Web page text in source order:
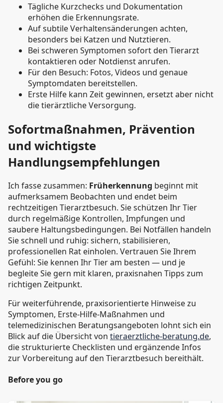
Tägliche Kurzchecks und Dokumentation
erhöhen die Erkennungsrate.
Auf subtile Verhaltensänderungen achten,
besonders bei Katzen und Nutztieren.
Bei schweren Symptomen sofort den Tierarzt
kontaktieren oder Notdienst anrufen.
Für den Besuch: Fotos, Videos und genaue
Symptomdaten bereitstellen.
Erste Hilfe kann Zeit gewinnen, ersetzt aber nicht
die tierärztliche Versorgung.
Sofortmaßnahmen, Prävention
und wichtigste
Handlungsempfehlungen
Ich fasse zusammen: Früherkennung beginnt mit
aufmerksamem Beobachten und endet beim
rechtzeitigen Tierarztbesuch. Sie schützen Ihr Tier
durch regelmäßige Kontrollen, Impfungen und
saubere Haltungsbedingungen. Bei Notfällen handeln
Sie schnell und ruhig: sichern, stabilisieren,
professionellen Rat einholen. Vertrauen Sie Ihrem
Gefühl: Sie kennen Ihr Tier am besten — und je
begleite Sie gern mit klaren, praxisnahen Tipps zum
richtigen Zeitpunkt.
Für weiterführende, praxisorientierte Hinweise zu
Symptomen, Erste-Hilfe-Maßnahmen und
telemedizinischen Beratungsangeboten lohnt sich ein
Blick auf die Übersicht von tieraerztliche-beratung.de,
die strukturierte Checklisten und ergänzende Infos
zur Vorbereitung auf den Tierarztbesuch bereithält.
Before you go